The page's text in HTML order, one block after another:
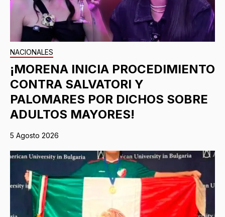
NACIONALES
¡MORENA INICIA PROCEDIMIENTO
CONTRA SALVATORI Y
PALOMARES POR DICHOS SOBRE
ADULTOS MAYORES!
5 Agosto 2026